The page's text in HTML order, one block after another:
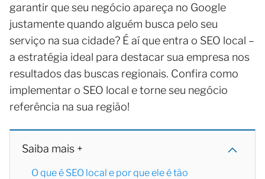
garantir que seu negócio apareça no Google
justamente quando alguém busca pelo seu
serviço na sua cidade? É aí que entra o SEO local –
a estratégia ideal para destacar sua empresa nos
resultados das buscas regionais. Confira como
implementar o SEO local e torne seu negócio
referência na sua região!
Saiba mais +
O que é SEO local e por que ele é tão